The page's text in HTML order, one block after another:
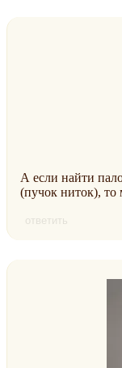
А если найти
(пучок ниток), то
ответить